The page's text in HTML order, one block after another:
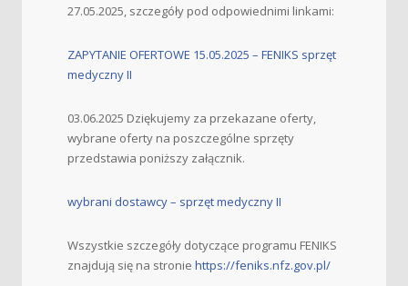
27.05.2025, szczegóły pod odpowiednimi linkami:
ZAPYTANIE OFERTOWE 15.05.2025 – FENIKS sprzęt
medyczny II
03.06.2025 Dziękujemy za przekazane oferty,
wybrane oferty na poszczególne sprzęty
przedstawia poniższy załącznik.
wybrani dostawcy – sprzęt medyczny II
Wszystkie szczegóły dotyczące programu FENIKS
znajdują się na stronie https://feniks.nfz.gov.pl/